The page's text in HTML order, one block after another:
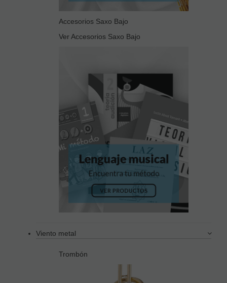
Accesorios Saxo Bajo
Ver Accesorios Saxo Bajo
Viento metal
Trombón